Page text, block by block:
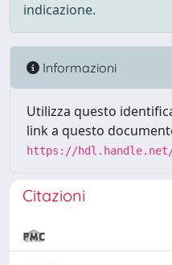
indicazione.
Informazioni
Utilizza questo
link a questo
https://hdl.handle.net/
Citazioni